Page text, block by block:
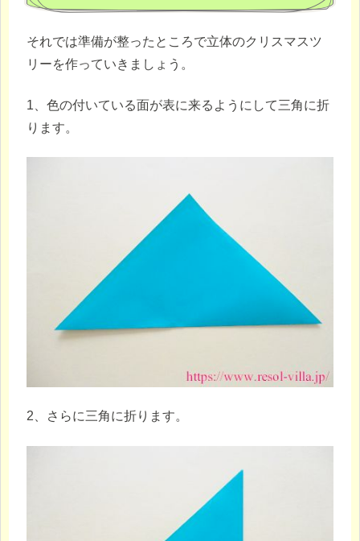
それでは準備が整ったところで立体のクリスマスツ
リーを作っていきましょう。
1、色の付いている面が表に来るようにして三角に折
ります。
2、さらに三角に折ります。